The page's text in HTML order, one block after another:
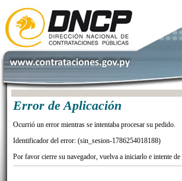
Error de Aplicación
Ocurrió un error mientras se intentaba procesar su pedido.
Identificador del error: (sin_sesion-1786254018188)
Por favor cierre su navegador, vuelva a iniciarlo e intente